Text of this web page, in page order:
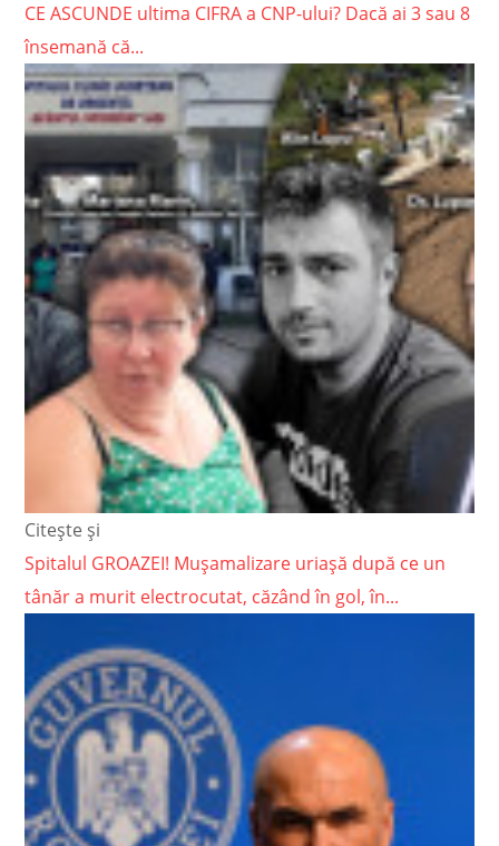
CE ASCUNDE ultima CIFRA a CNP-ului? Dacă ai 3 sau 8
însemană că...
Citește și
Spitalul GROAZEI! Mușamalizare uriașă după ce un
tânăr a murit electrocutat, căzând în gol, în...